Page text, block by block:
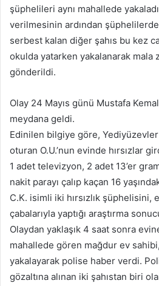
şüphelileri aynı mahallede
verilmesinin ardından
serbest kalan diğer şahıs bu kez
okulda yatarken yakalanarak mala
gönderildi.
Olay 24 Mayıs günü Mustafa
meydana geldi.
Edinilen bilgiye göre,
oturan O.U.’nun evinde hırsızlar
1 adet televizyon, 2 adet 13’er
nakit parayı çalıp kaçan 16
C.K. isimli iki hırsızlık şüphelisini,
çabalarıyla yaptığı araştırma
Olaydan yaklaşık 4 saat sonra
mahallede gören mağdur ev sahibi,
yakalayarak polise haber verdi.
gözaltına alınan iki şahıstan biri